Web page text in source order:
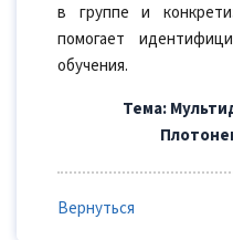
в группе и
помогает
обучения.
Тема:
Вернуться